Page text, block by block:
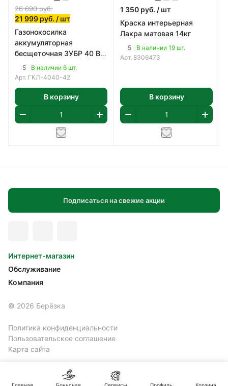
26 690руб.
21 999 руб. / шт
Газонокосилка
аккумуляторная
бесщеточная ЗУБР 40 В
(2x20В), 400 мм
5
В наличии 6 шт.
Арт. ГКЛ-4040-42
В корзину
1 350 руб. / шт
Краска интерьерная
Лакра матовая 14кг
5
В наличии 19 шт.
Арт. 8306473
В корзину
Подписаться на свежие акции
Интернет-магазин
Обслуживание
Компания
© 2026 Берёзка
Политика конфиденциальности
Пользовательское соглашение
Карта сайта